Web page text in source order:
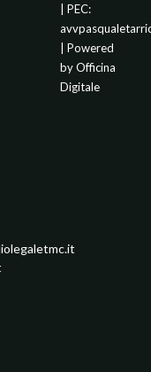
| PEC:
| Powered
byOfficina
Digitale